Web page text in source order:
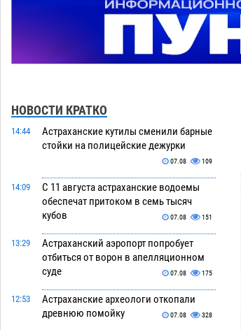
НОВОСТИ КРАТКО
14:44
Астраханские кутилы сменили барные
стойки на полицейские дежурки
07.08 109
14:09
С 11 августа астраханские водоемы
обеспечат притоком в семь тысяч
кубов
07.08 151
13:29
Астраханский аэропорт попробует
отбиться от ворон в апелляционном
суде
07.08 175
12:53
Астраханские археологи откопали
древнюю помойку
07.08 328